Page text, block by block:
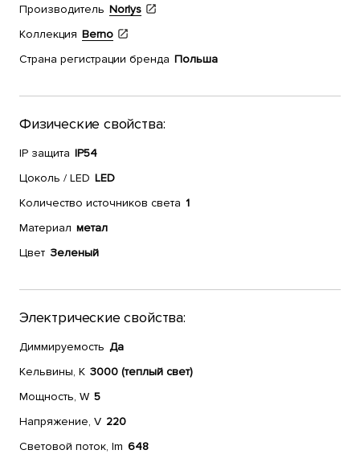
Производитель Norlys
Коллекция Berno
Страна регистрации бренда Польша
Физические свойства:
IP защита IP54
Цоколь / LED LED
Количество источников света 1
Материал метал
Цвет Зеленый
Электрические свойства:
Диммируемость Да
Кельвины, К 3000 (теплый свет)
Мощность, W 5
Напряжение, V 220
Световой поток, lm 648